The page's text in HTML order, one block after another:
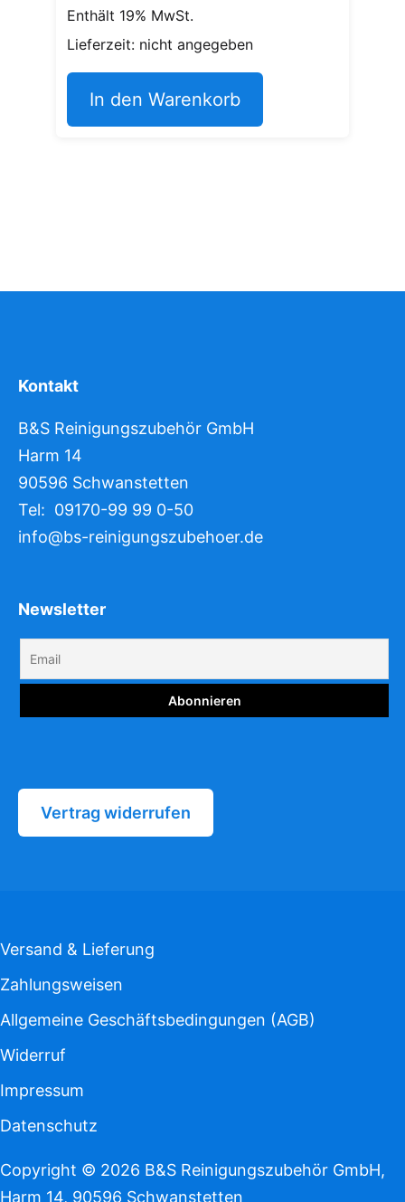
Enthält 19% MwSt.
Lieferzeit: nicht angegeben
In den Warenkorb
Kontakt
B&S Reinigungszubehör GmbH
Harm 14
90596 Schwanstetten
Tel: 09170-99 99 0-50
info@bs-reinigungszubehoer.de
Newsletter
Vertrag widerrufen
Copyright © 2026 B&S Reinigungszubehör GmbH,
Harm 14, 90596 Schwanstetten
Versand & Lieferung
Zahlungsweisen
Allgemeine Geschäftsbedingungen (AGB)
Widerruf
Impressum
Datenschutz